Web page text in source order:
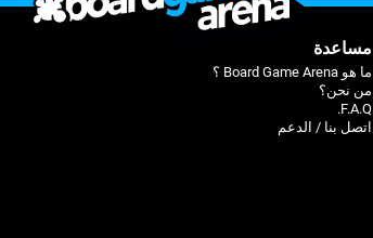
مساعدة
ما هو Board Game Arena ؟
من نحن؟
F.A.Q.
اتصل بنا / الدعم